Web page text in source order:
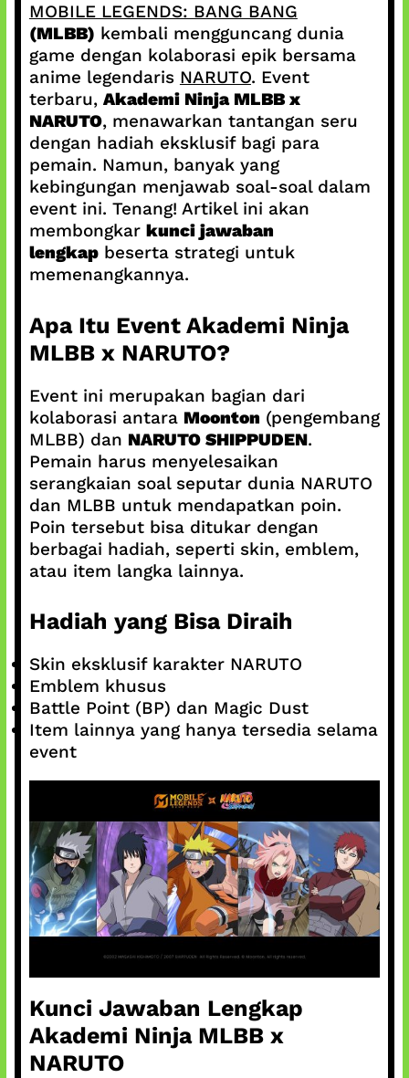
MOBILE LEGENDS: BANG BANG
(MLBB) kembali mengguncang dunia
game dengan kolaborasi epik bersama
anime legendaris NARUTO. Event
terbaru, Akademi Ninja MLBB x
NARUTO, menawarkan tantangan seru
dengan hadiah eksklusif bagi para
pemain. Namun, banyak yang
kebingungan menjawab soal-soal dalam
event ini. Tenang! Artikel ini akan
membongkar kunci jawaban
lengkapbeserta strategi untuk
memenangkannya.
Apa Itu Event Akademi Ninja
MLBB x NARUTO?
Event ini merupakan bagian dari
kolaborasi antara Moonton (pengembang
MLBB) dan NARUTO SHIPPUDEN.
Pemain harus menyelesaikan
serangkaian soal seputar dunia NARUTO
dan MLBB untuk mendapatkan poin.
Poin tersebut bisa ditukar dengan
berbagai hadiah, seperti skin, emblem,
atau item langka lainnya.
Hadiah yang Bisa Diraih
Skin eksklusif karakter NARUTO
Emblem khusus
Battle Point (BP) dan Magic Dust
Item lainnya yang hanya tersedia selama
event
Kunci Jawaban Lengkap
Akademi Ninja MLBB x
NARUTO